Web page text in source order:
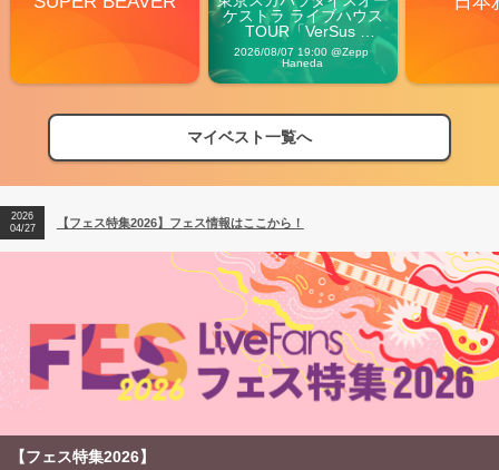
ケストラ ライブハウス
TOUR「VerSus
Carnival」
2026/08/07 19:00 @Zepp
Haneda
マイベスト一覧へ
【フェス特集2026】フェス情報はここから！
【ライブ動員ランキング】2026年上半期編発表！
2026
04/27
【フェス特集2026】フェス情報はここから！
2026
【ライブ動員ランキング】2026年上半期編発表！
【フェス特集2026】